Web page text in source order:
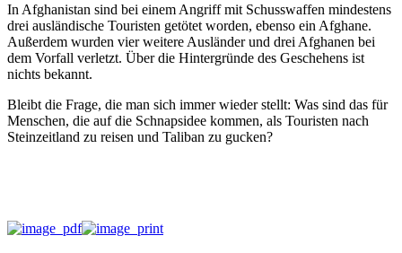
In Afghanistan sind bei einem Angriff mit Schusswaffen mindestens
drei ausländische Touristen getötet worden, ebenso ein Afghane.
Außerdem wurden vier weitere Ausländer und drei Afghanen bei
dem Vorfall verletzt. Über die Hintergründe des Geschehens ist
nichts bekannt.
Bleibt die Frage, die man sich immer wieder stellt: Was sind das für
Menschen, die auf die Schnapsidee kommen, als Touristen nach
Steinzeitland zu reisen und Taliban zu gucken?